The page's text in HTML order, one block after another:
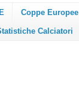
Coppe Europee
Calciatori